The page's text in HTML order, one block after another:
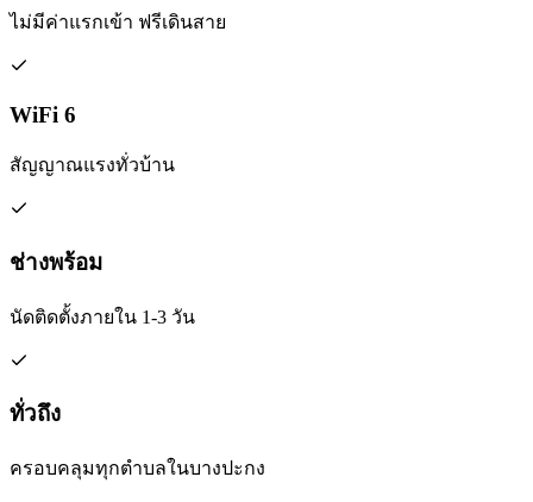
ไม่มีค่าแรกเข้า ฟรีเดินสาย
WiFi 6
สัญญาณแรงทั่วบ้าน
ช่างพร้อม
นัดติดตั้งภายใน 1-3 วัน
ทั่วถึง
ครอบคลุมทุกตำบลในบางปะกง